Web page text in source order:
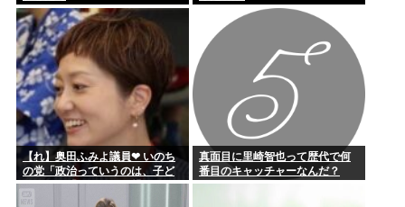
【れ】奥田ふみよ議員❤‍ いのち
の党「政治っていうのは、子ど
もたちに「いのち」を繋いでい
くためにあるんだよ。」
真面目に里崎智也って歴代で何
番目のキャッチャーなんだ？